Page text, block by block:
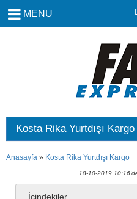
MENU
Kosta Rika Yurtdışı Kargo
Anasayfa » Kosta Rika Yurtdışı Kargo
18-10-2019
İçindekiler